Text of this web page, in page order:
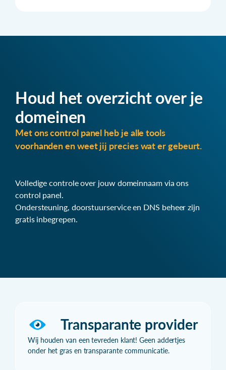
Houd het overzicht over je
domeinen
Met ons control panel heb je alle tools
voorhanden en weet jij precies wat er gebeurt.
Volledige controle over jouw domeinnaam via ons
control panel.
Ondersteuning, doorstuurservice en DNS beheer zijn
gratis inbegrepen.
Transparante provider
Wij houden van een tevreden klant! Geen addertjes
onder het gras en transparante communicatie.